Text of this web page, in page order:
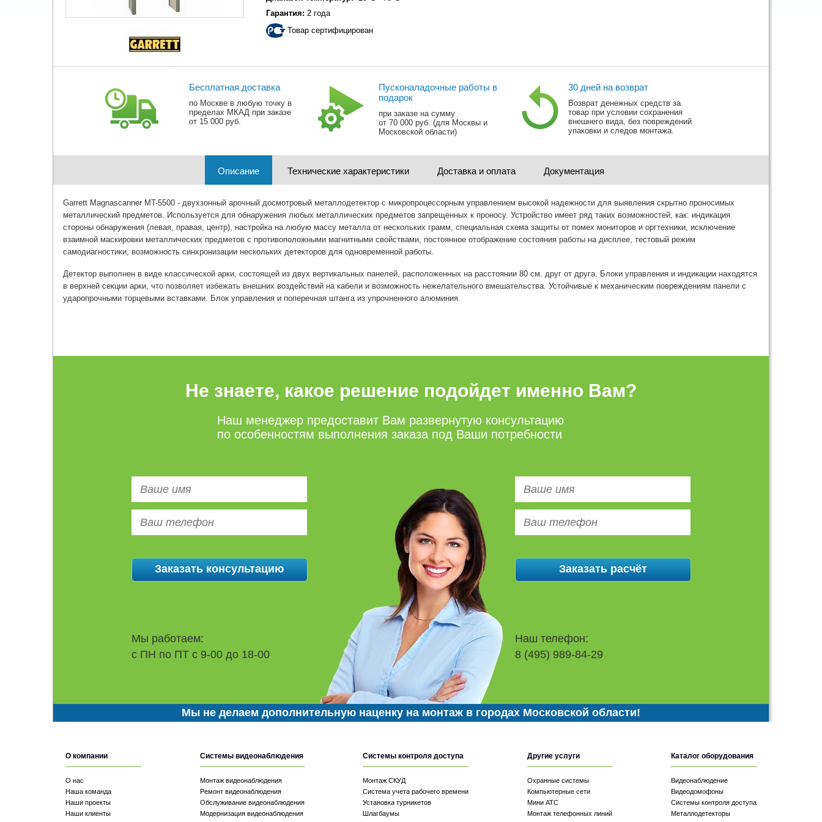
Гарантия: 2 года
Товар сертифицирован
Бесплатная доставка
по Москве в любую точку в
пределах МКАД при заказе
от 15 000 руб.
Пусконаладочные работы в
подарок
при заказе на сумму
от 70 000 руб. (для Москвы и
Московской области)
30 дней на возврат
Возврат денежных средств за
товар при условии сохранения
внешнего вида, без повреждений
упаковки и следов монтажа.
Описание Технические характеристики Доставка и оплата Документация
Garrett Magnascanner MT-5500 - двухзонный арочный досмотровый металлодетектор с микропроцессорным управлением высокой надежности для выявления скрытно проносимых
металлический предметов. Используется для обнаружения любых металлических предметов запрещенных к проносу. Устройство имеет ряд таких возможностей, как: индикация
стороны обнаружения (левая, правая, центр), настройка на любую массу металла от нескольких грамм, специальная схема защиты от помех мониторов и оргтехники, исключение
взаимной маскировки металлических предметов с противоположными магнитными свойствами, постоянное отображение состояния работы на дисплее, тестовый режим
самодиагностики, возможность синхронизации нескольких детекторов для одновременной работы.
Детектор выполнен в виде классической арки, состоящей из двух вертикальных панелей, расположенных на расстоянии 80 см. друг от друга. Блоки управления и индикации находятся
в верхней секции арки, что позволяет избежать внешних воздействий на кабели и возможность нежелательного вмешательства. Устойчивые к механическим повреждениям панели с
ударопрочными торцевыми вставками. Блок управления и поперечная штанга из упрочненного алюминия.
Не знаете, какое решение подойдет именно Вам?
Наш менеджер предоставит Вам развернутую консультацию
по особенностям выполнения заказа под Ваши потребности
Мы работаем:
с ПН по ПТ с 9-00 до 18-00
Наш телефон:
8 (495) 989-84-29
Мы не делаем дополнительную наценку на монтаж в городах Московской области!
О компании
О нас
Наша команда
Наши проекты
Наши клиенты
Системы видеонаблюдения
Монтаж видеонаблюдения
Ремонт видеонаблюдения
Обслуживание видеонаблюдения
Модернизация видеонаблюдения
Системы контроля доступа
Монтаж СКУД
Система учета рабочего времени
Установка турникетов
Шлагбаумы
Другие услуги
Охранные системы
Компьютерные сети
Мини АТС
Монтаж телефонных линий
Каталог оборудования
Видеонаблюдение
Видеодомофоны
Системы контроля доступа
Металлодетекторы